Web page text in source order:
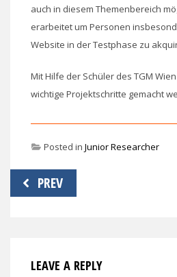
auch in diesem Themenbereich
erarbeitet um Personen
Website in der Testphase zu
Mit Hilfe der Schüler des TGM
wichtige Projektschritte gemacht
Posted in Junior Researcher
Beitragsnavigation
PREV
LEAVE A REPLY